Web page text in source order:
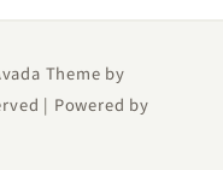
Theme by
| Powered by